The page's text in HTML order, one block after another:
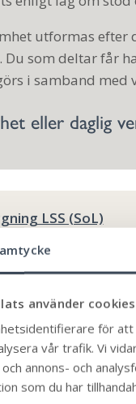
använder cookies
för att
vår trafik. Vi
annons- och
som du har
utformas efter
som deltar får
i samband med
eller daglig
LSS (SoL)
i matsalen.